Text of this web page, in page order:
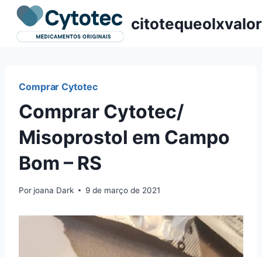
Pular
para
citotequeolxvalor
Comprar Cytotec
Comprar Cytotec/
Misoprostol em Campo
Bom – RS
Por joana Dark 9 de março de 2021